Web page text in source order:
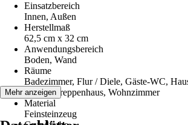
Einsatzbereich
Innen, Außen
Herstellmaß
62,5 cm x 32 cm
Anwendungsbereich
Boden, Wand
Räume
Badezimmer, Flur / Diele, Gäste-WC,
Küche, Treppenhaus, Wohnzimmer
Material
Feinsteinzeug
Mehr anzeigen